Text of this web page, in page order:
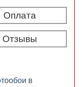
Оплата
Отзывы
в